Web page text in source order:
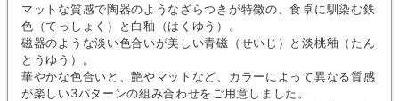
マットな質感で陶器のようなざらつきが特徴の、食卓に馴染む鉄
色（てっしょく）と白釉（はくゆう）。
磁器のような淡い色合いが美しい青磁（せいじ）と淡桃釉（たん
とうゆう）。
華やかな色合いと、艶やマットなど、カラーによって異なる質感
が楽しい3パターンの組み合わせをご用意しました。